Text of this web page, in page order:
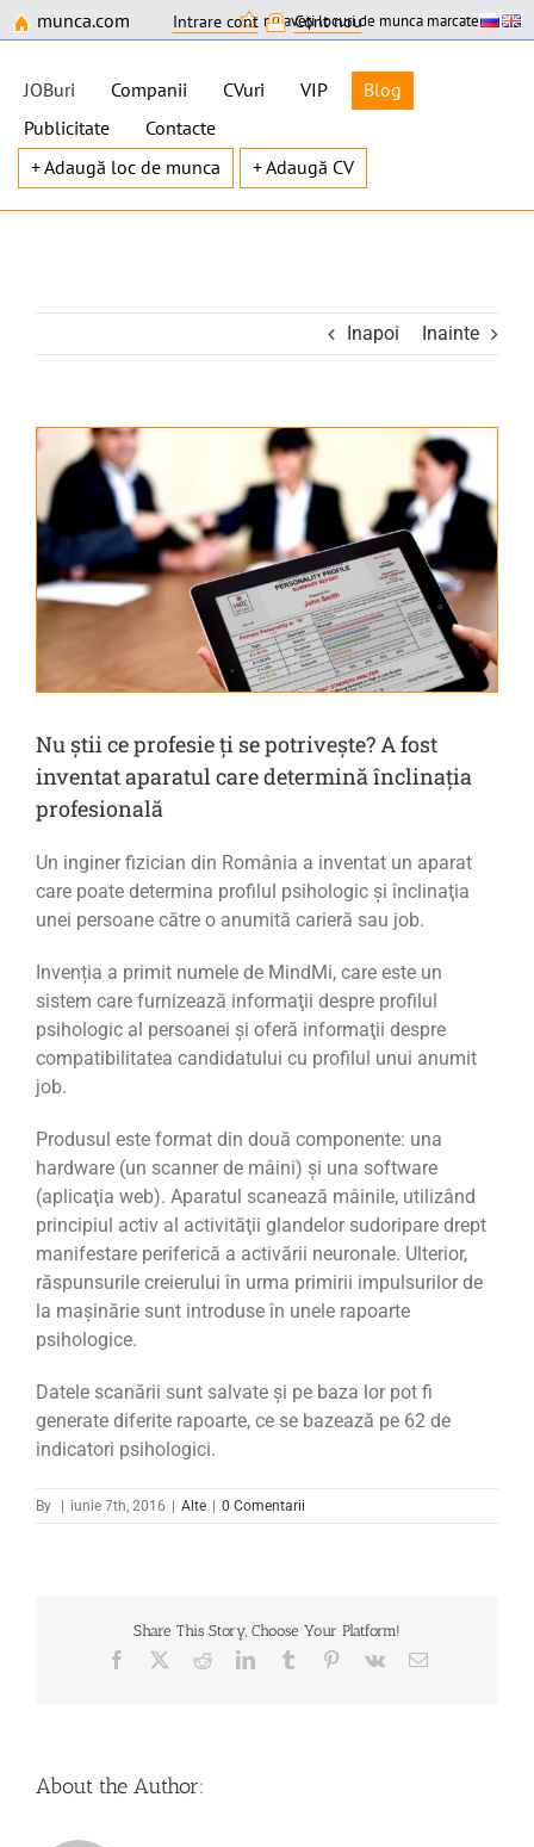
munca.com Intrare cont Cont nou
nu aveți locuri de munca marcate
JOBuri Companii CVuri VIP
Blog
Publicitate
Contacte
+ Adaugă loc de munca
+ Adaugă CV
content
Inapoi Inainte
View
Larger
Image
Nu știi ce profesie ți se potrivește? A fost
inventat aparatul care determină înclinația
profesională
Un inginer fizician din România a inventat un aparat
care poate determina profilul psihologic şi înclinaţia
unei persoane către o anumită carieră sau job.
Invenția a primit numele de MindMi, care este un
sistem care furnizează informaţii despre profilul
psihologic al persoanei şi oferă informaţii despre
compatibilitatea candidatului cu profilul unui anumit
job.
Produsul este format din două componente: una
hardware (un scanner de mâini) şi una software
(aplicaţia web). Aparatul scanează mâinile, utilizând
principiul activ al activităţii glandelor sudoripare drept
manifestare periferică a activării neuronale. Ulterior,
răspunsurile creierului în urma primirii impulsurilor de
la mașinărie sunt introduse în unele rapoarte
psihologice.
Datele scanării sunt salvate şi pe baza lor pot fi
generate diferite rapoarte, ce se bazează pe 62 de
indicatori psihologici.
By iunie 7th, 2016 Alte 0 Comentarii
Share This Story, Choose Your Platform!
Facebook RedditLinkedInTumblr Pinterest
Vk Email
About the Author: